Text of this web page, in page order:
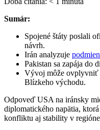
Sumár:
Spojené štáty poslali
návrh.
Irán analyzuje
Pakistan sa zapája do
Vývoj môže ovplyvniť
Blízkeho východu.
Odpoveď USA na iránsky
diplomatického napätia,
konfliktu aj stability v